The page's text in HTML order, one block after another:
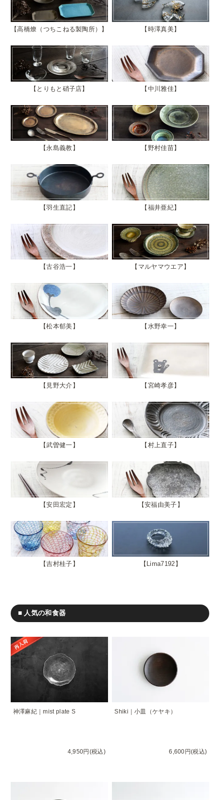
高橋燎（つちこねる製陶所） 時澤真美
とりもと硝子店 中川雅佳
永島義教 野村佳苗
羽生直記 福井亜紀
古谷浩一 マルヤマウエア
松本郁美 水野幸一
見野大介 宮崎孝彦
武曽健一 村上直子
安田宏定 安福由美子
吉村桂子 Lima7192
■ 人気の和食器
神澤麻紀｜mist plate S
4,950円(税込)
Shiki｜小皿（ケヤキ）
6,600円(税込)